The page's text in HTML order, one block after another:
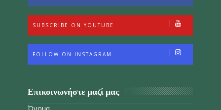
SUBSCRIBE ON YOUTUBE
FOLLOW ON INSTAGRAM
Επικοινωνήστε μαζί μας